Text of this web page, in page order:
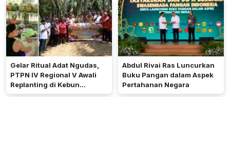
Gelar Ritual Adat Ngudas,
PTPN IV Regional V Awali
Replanting di Kebun
Kembayan
Abdul Rivai Ras Luncurkan
Buku Pangan dalam Aspek
Pertahanan Negara